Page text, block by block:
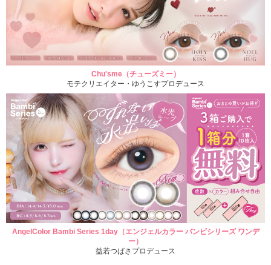
Chu'sme（チューズミー）
モテクリエイター・ゆうこすプロデュース
AngelColor Bambi Series 1day（エンジェルカラー バンビシリーズ ワンデ
ー）
益若つばさプロデュース